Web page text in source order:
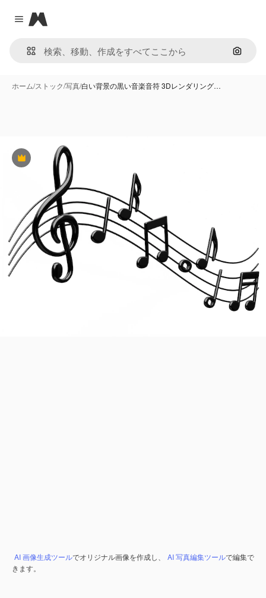
Close menu
Magnific
画像で
ホーム/ストック/写真/白い背景の黒い音楽音符 3Dレンダリング…
Premium
AI 画像生成ツールでオリジナル画像を作成し、 AI 写真編集ツールで編集で
きます。